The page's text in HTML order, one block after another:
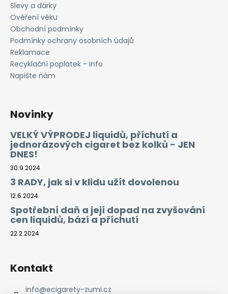
Slevy a dárky
Ověření věku
Obchodní podmínky
Podmínky ochrany osobních údajů
Reklamace
Recyklační poplatek - info
Napište nám
Novinky
VELKÝ VÝPRODEJ liquidů, příchutí a
jednorázových cigaret bez kolků - JEN
DNES!
30.9.2024
3 RADY, jak si v klidu užít dovolenou
12.6.2024
Spotřební daň a její dopad na zvyšování
cen liquidů, bází a příchutí
22.2.2024
Kontakt
info@ecigarety-zumi.cz